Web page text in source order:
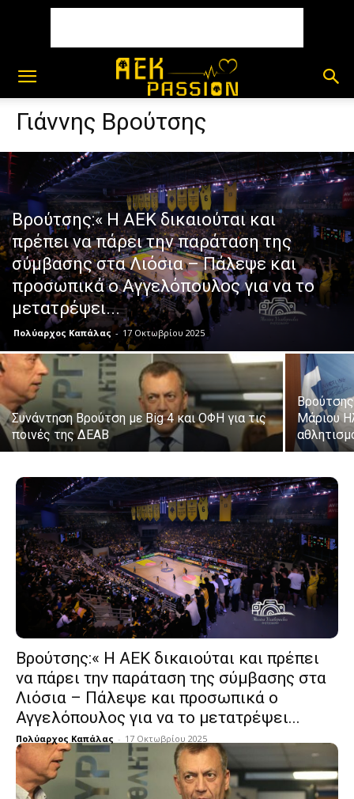
Γιάννης Βρούτσης
Βρούτσης:« Η ΑΕΚ δικαιούται και
πρέπει να πάρει την παράταση της
σύμβασης στα Λιόσια – Πάλεψε και
προσωπικά ο Αγγελόπουλος για να το
μετατρέψει...
Πολύαρχος Καπάλας - 17 Οκτωβρίου 2025
Συνάντηση Βρούτση με Big 4 και ΟΦΗ για τις
ποινές της ΔΕΑΒ
Μάριου
Βρούτσης:« Η ΑΕΚ δικαιούται και πρέπει
να πάρει την παράταση της σύμβασης στα
Λιόσια – Πάλεψε και προσωπικά ο
Αγγελόπουλος για να το μετατρέψει...
Πολύαρχος Καπάλας - 17 Οκτωβρίου 2025